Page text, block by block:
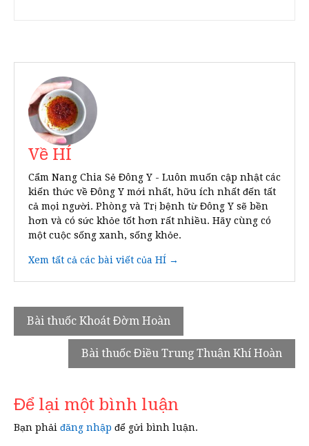
Về HÍ
Cẩm Nang Chia Sẻ Đông Y - Luôn muốn cập nhật các
kiến thức về Đông Y mới nhất, hữu ích nhất đến tất
cả mọi người. Phòng và Trị bệnh từ Đông Y sẽ bền
hơn và có sức khỏe tốt hơn rất nhiều. Hãy cùng có
một cuộc sống xanh, sống khỏe.
Xem tất cả các bài viết của HÍ →
Điều
hướng
Bài thuốc Khoát Đờm Hoàn
Bài thuốc Điều Trung Thuận Khí Hoàn
Để lại một bình luận
Bạn phải đăng nhập để gửi bình luận.